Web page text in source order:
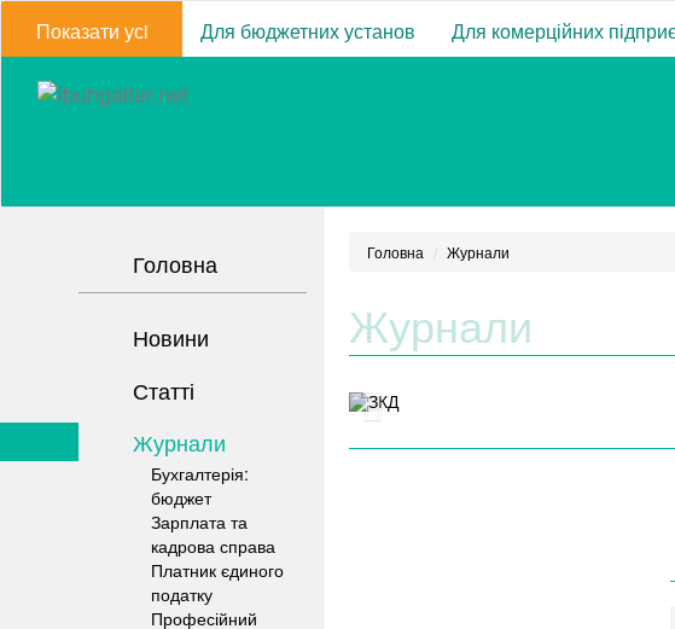
Показати усi Для бюджетних установ Для комерційних
Головна
Новини
Статті
Журнали
Бухгалтерія:
бюджет
Зарплата та
кадрова справа
Платник єдиного
податку
Професійний
Головна Журнали
Журнали